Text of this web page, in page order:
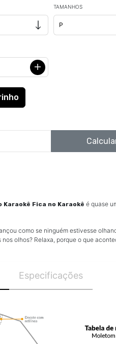
TAMANHOS
Karaokê Fica no Karaokê é quase
como se ninguém estivesse
olhos? Relaxa, porque o que
Especificações